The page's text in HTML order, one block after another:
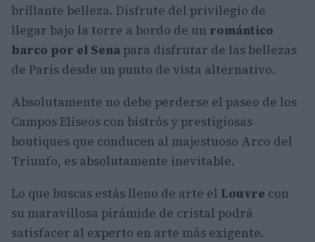
brillante belleza. Disfrute del privilegio de
llegar bajo la torre a bordo de un romántico
barco por el Senapara disfrutar de las bellezas
de París desde un punto de vista alternativo.
Absolutamente no debe perderse el paseo de los
Campos Elíseos con bistrós y prestigiosas
boutiques que conducen al majestuoso Arco del
Triunfo, es absolutamente inevitable.
Lo que buscas estás lleno de arte el Louvre con
su maravillosa pirámide de cristal podrá
satisfacer al experto en arte más exigente.